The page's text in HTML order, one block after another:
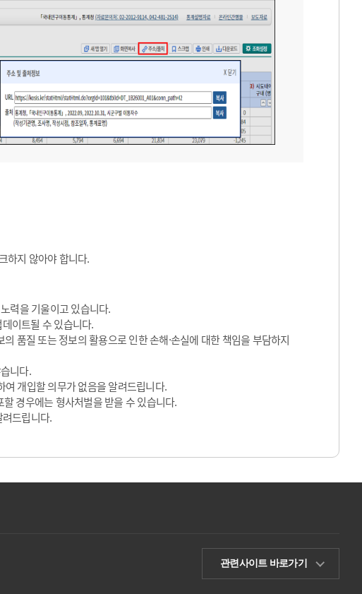
하지 않아야 합니다.
력을 기울이고 있습니다.
이트될 수 있습니다.
품질 또는 정보의 활용으로 인한 손해·손실에 대한 책임을 부담하지
니다.
개입할 의무가 없음을 알려드립니다.
경우에는 형사처벌을 받을 수 있습니다.
드립니다.
관련사이트 바로가기